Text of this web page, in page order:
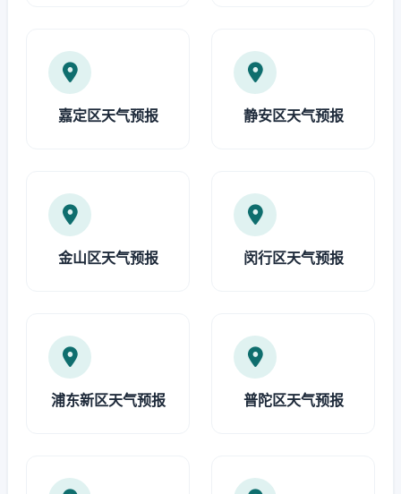
嘉定区天气预报 静安区天气预报
金山区天气预报 闵行区天气预报
浦东新区天气预报 普陀区天气预报